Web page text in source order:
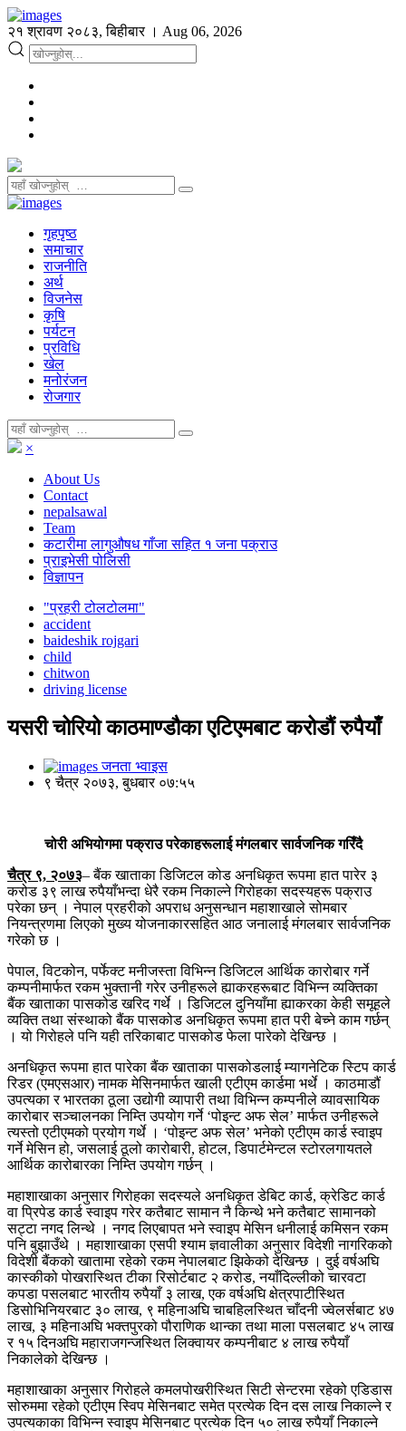
२१ श्रावण २०८३, बिहीबार । Aug 06, 2026
गृहपृष्ठ
समाचार
राजनीति
अर्थ
विजनेस
कृषि
पर्यटन
प्रविधि
खेल
मनोरंजन
रोजगार
×
About Us
Contact
nepalsawal
Team
कटारीमा लागुऔषध गाँजा सहित १ जना पक्राउ
प्राइभेसी पोलिसी
विज्ञापन
"प्रहरी टोलटोलमा"
accident
baideshik rojgari
child
chitwon
driving license
यसरी चोरियो काठमाण्डौका एटिएमबाट करोडौं रुपैयाँ
जनता भ्वाइस
९ चैत्र २०७३, बुधबार ०७:५५
चोरी अभियोगमा पक्राउ परेकाहरूलाई मंगलबार सार्वजनिक गरिँदै
चैत्र ९, २०७३– बैंक खाताका डिजिटल कोड अनधिकृत रूपमा हात पारेर ३
करोड ३९ लाख रुपैयाँभन्दा धेरै रकम निकाल्ने गिरोहका सदस्यहरू पक्राउ
परेका छन् । नेपाल प्रहरीको अपराध अनुसन्धान महाशाखाले सोमबार
नियन्त्रणमा लिएको मुख्य योजनाकारसहित आठ जनालाई मंगलबार सार्वजनिक
गरेको छ ।
पेपाल, विटकोन, पर्फेक्ट मनीजस्ता विभिन्न डिजिटल आर्थिक कारोबार गर्ने
कम्पनीमार्फत रकम भुक्तानी गरेर उनीहरूले ह्याकरहरूबाट विभिन्न व्यक्तिका
बैंक खाताका पासकोड खरिद गर्थे । डिजिटल दुनियाँमा ह्याकरका केही समूहले
व्यक्ति तथा संस्थाको बैंक पासकोड अनधिकृत रूपमा हात परी बेच्ने काम गर्छन्
। यो गिरोहले पनि यही तरिकाबाट पासकोड फेला पारेको देखिन्छ ।
अनधिकृत रूपमा हात पारेका बैंक खाताका पासकोडलाई म्यागनेटिक स्टिप कार्ड
रिडर (एमएसआर) नामक मेसिनमार्फत खाली एटीएम कार्डमा भर्थे । काठमाडौं
उपत्यका र भारतका ठूला उद्योगी व्यापारी तथा विभिन्न कम्पनीले व्यावसायिक
कारोबार सञ्चालनका निम्ति उपयोग गर्ने ‘पोइन्ट अफ सेल’ मार्फत उनीहरूले
त्यस्तो एटीएमको प्रयोग गर्थे । ‘पोइन्ट अफ सेल’ भनेको एटीएम कार्ड स्वाइप
गर्ने मेसिन हो, जसलाई ठूलो कारोबारी, होटल, डिपार्टमेन्टल स्टोरलगायतले
आर्थिक कारोबारका निम्ति उपयोग गर्छन् ।
महाशाखाका अनुसार गिरोहका सदस्यले अनधिकृत डेबिट कार्ड, क्रेडिट कार्ड
वा प्रिपेड कार्ड स्वाइप गरेर कतैबाट सामान नै किन्थे भने कतैबाट सामानको
सट्टा नगद लिन्थे । नगद लिएबापत भने स्वाइप मेसिन धनीलाई कमिसन रकम
पनि बुझाउँथे । महाशाखाका एसपी श्याम ज्ञवालीका अनुसार विदेशी नागरिकको
विदेशी बैंकको खातामा रहेको रकम नेपालबाट झिकेको देखिन्छ । दुई वर्षअघि
कास्कीको पोखरास्थित टीका रिसोर्टबाट २ करोड, नयाँदिल्लीको चारवटा
कपडा पसलबाट भारतीय रुपैयाँ ३ लाख, एक वर्षअघि क्षेत्रपाटीस्थित
डिसोभिनियरबाट ३० लाख, ९ महिनाअघि चाबहिलस्थित चाँदनी ज्वेलर्सबाट ४७
लाख, ३ महिनाअघि भक्तपुरको पौराणिक थान्का तथा माला पसलबाट ४५ लाख
र १५ दिनअघि महाराजगन्जस्थित लिक्वायर कम्पनीबाट ४ लाख रुपैयाँ
निकालेको देखिन्छ ।
महाशाखाका अनुसार गिरोहले कमलपोखरीस्थित सिटी सेन्टरमा रहेको एडिडास
सोरुममा रहेको एटीएम स्विप मेसिनबाट समेत प्रत्येक दिन दस लाख निकाल्ने र
उपत्यकाका विभिन्न स्वाइप मेसिनबाट प्रत्येक दिन ५० लाख रुपैयाँ निकाल्ने